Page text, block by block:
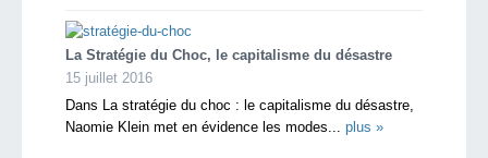
La Stratégie du Choc, le capitalisme du désastre
15 juillet 2016
Dans La stratégie du choc : le capitalisme du désastre,
Naomie Klein met en évidence les modes... plus »